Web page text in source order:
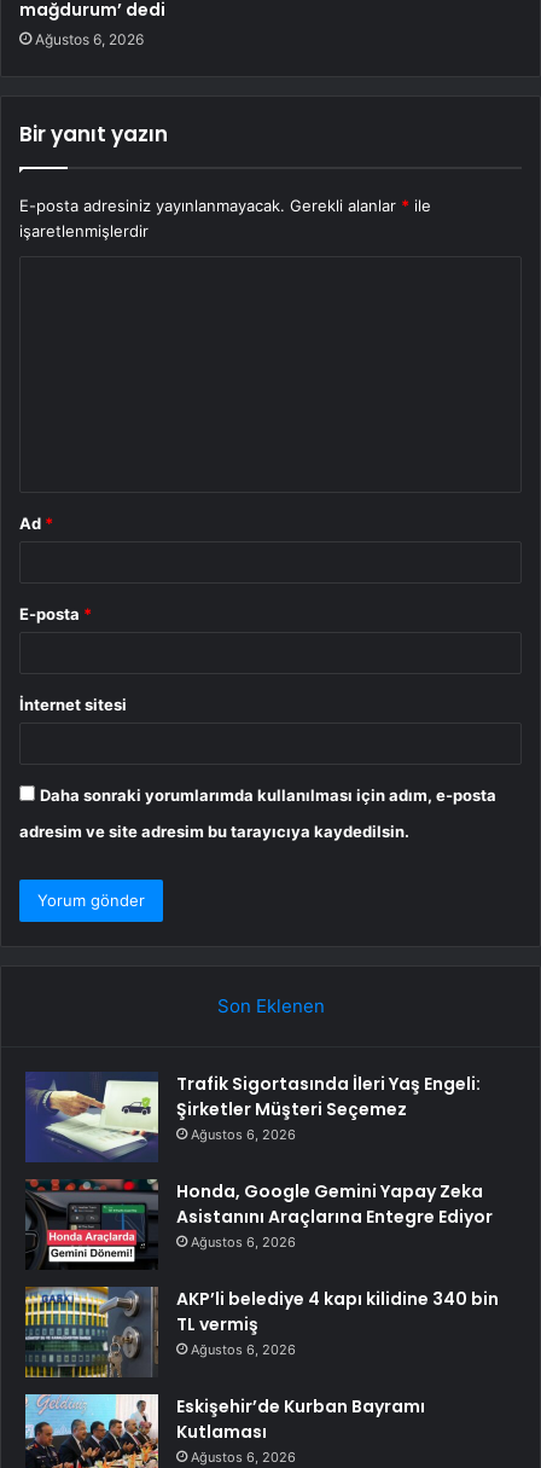
mağdurum’ dedi
Ağustos 6, 2026
Bir yanıt yazın
E-posta adresiniz yayınlanmayacak. Gerekli alanlar * ile
işaretlenmişlerdir
Ad *
E-posta *
İnternet sitesi
Daha sonraki yorumlarımda kullanılması için adım, e-posta
adresim ve site adresim bu tarayıcıya kaydedilsin.
Son Eklenen
Trafik Sigortasında İleri Yaş Engeli:
Şirketler Müşteri Seçemez
Ağustos 6, 2026
Honda, Google Gemini Yapay Zeka
Asistanını Araçlarına Entegre Ediyor
Ağustos 6, 2026
AKP’li belediye 4 kapı kilidine 340 bin
TL vermiş
Ağustos 6, 2026
Eskişehir’de Kurban Bayramı
Kutlaması
Ağustos 6, 2026